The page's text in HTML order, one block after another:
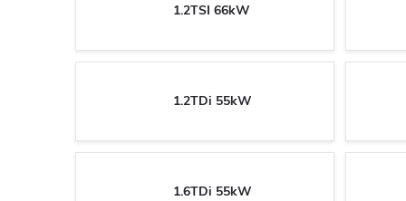
1.2TSI 66kW
1.2TDi 55kW
1.6TDi 55kW